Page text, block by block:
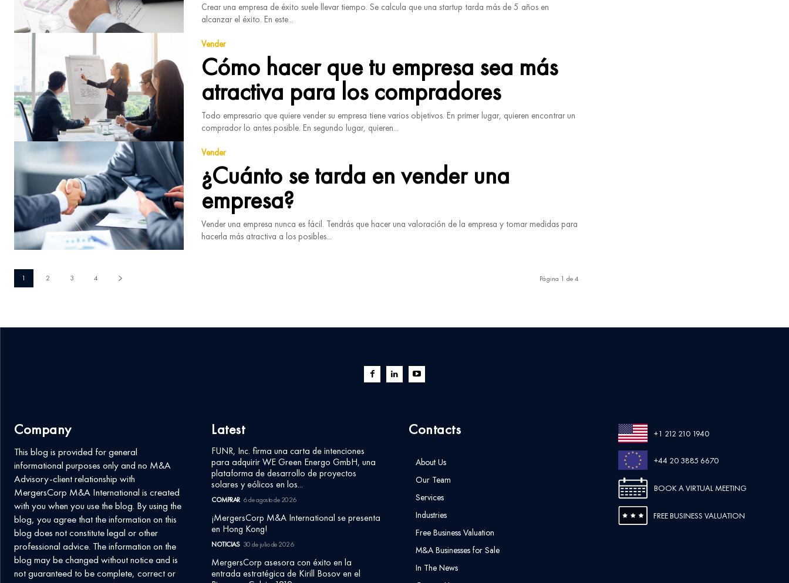
Crear una empresa de éxito suele llevar tiempo. Se calcula que una startup tarda más de 5 años en
alcanzar el éxito. En este...
Vender
Cómo hacer que tu empresa sea más
atractiva para los compradores
Todo empresario que quiere vender su empresa tiene varios objetivos. En primer lugar, quieren encontrar un
comprador lo antes posible. En segundo lugar, quieren...
Vender
¿Cuánto se tarda en vender una
empresa?
Vender una empresa nunca es fácil. Tendrás que hacer una valoración de la empresa y tomar medidas para
hacerla más atractiva a los posibles...
1 2 3 4 Página 1 de 4
Company
This blog is provided for general
informational purposes only and no M&A
Advisory-client relationship with
MergersCorp M&A International is created
with you when you use the blog. By using the
blog, you agree that the information on this
blog does not constitute legal or other
professional advice. The information on the
blog may be changed without notice and is
not guaranteed to be complete, correct or
Latest
FUNR, Inc. firma una carta de intenciones
para adquirir WE Green Energo GmbH, una
plataforma de desarrollo de proyectos
solares y eólicos en los...
COMPRAR 6 de agosto de 2026
¡MergersCorp M&A International se presenta
en Hong Kong!
NOTICIAS 30 de julio de 2026
MergersCorp asesora con éxito en la
entrada estratégica de Kirill Bosov en el
Contacts
About Us
Our Team
Services
Industries
Free Business Valuation
M&A Businesses for Sale
In The News
+1 212 210 1940
+44 20 3885 6670
BOOK A VIRTUAL MEETING
FREE BUSINESS VALUATION